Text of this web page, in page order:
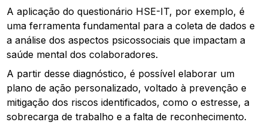
A aplicação do questionário HSE-IT, por exemplo, é
uma ferramenta fundamental para a coleta de dados e
a análise dos aspectos psicossociais que impactam a
saúde mental dos colaboradores.
A partir desse diagnóstico, é possível elaborar um
plano de ação personalizado, voltado à prevenção e
mitigação dos riscos identificados, como o estresse, a
sobrecarga de trabalho e a falta de reconhecimento.